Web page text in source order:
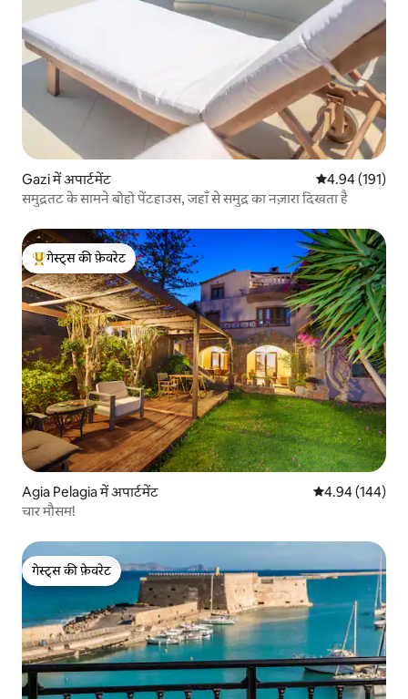
Gazi में अपार्टमेंट औसत रेटिंग 5 में से
4.94 (191)
समुद्रतट के सामने बोहो पेंटहाउस, जहाँ से समुद्र का नज़ारा दिखता है
गेस्ट्स का टॉप फ़ेवरेट
गेस्ट्स की फ़ेवरेट
Agia Pelagia में अपार्टमेंट औसत रेटिंग 5 में से
4.94 (144)
चार मौसम!
गेस्ट्स की फ़ेवरेट
गेस्ट्स की फ़ेवरेट